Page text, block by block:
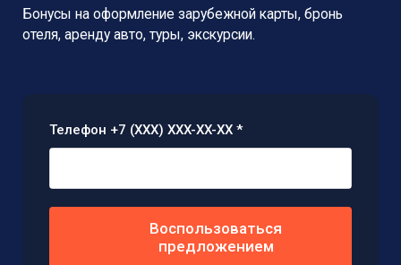
Бонусы на оформление зарубежной карты, бронь
отеля, аренду авто, туры, экскурсии.
Телефон +7 (XXX) XXX-XX-XX *
Воспользоваться
предложением